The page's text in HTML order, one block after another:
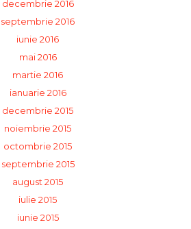
decembrie 2016
septembrie 2016
iunie 2016
mai 2016
martie 2016
ianuarie 2016
decembrie 2015
noiembrie 2015
octombrie 2015
septembrie 2015
august 2015
iulie 2015
iunie 2015